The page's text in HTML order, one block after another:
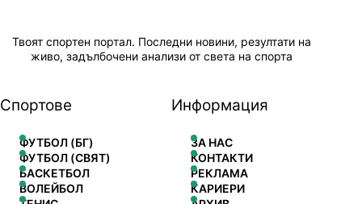
Твоят спортен портал. Последни новини, резултати на
живо, задълбочени анализи от света на спорта
Спортове
ФУТБОЛ (БГ)
ФУТБОЛ (СВЯТ)
БАСКЕТБОЛ
ВОЛЕЙБОЛ
Информация
ЗА НАС
КОНТАКТИ
РЕКЛАМА
КАРИЕРИ